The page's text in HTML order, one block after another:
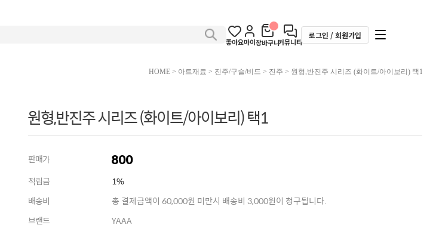
좋아요마이장바구니커뮤니티
로그인 / 회원가입
HOME> 아트재료 > 진주/구슬/비드 > 진주 > 원형,반진주 시리즈 (화이트/아이보리) 택1
원형,반진주 시리즈 (화이트/아이보리) 택1
판매가 800
적립금
1%
배송비
총 결제금액이 60,000원 미만시 배송비 3,000원이 청구됩니다.
브랜드
YAAA